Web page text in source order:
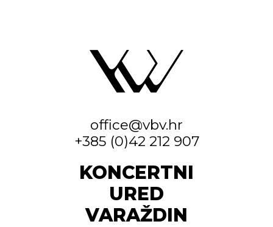
office@vbv.hr
+385 (0)42 212 907
KONCERTNI
URED
VARAŽDIN